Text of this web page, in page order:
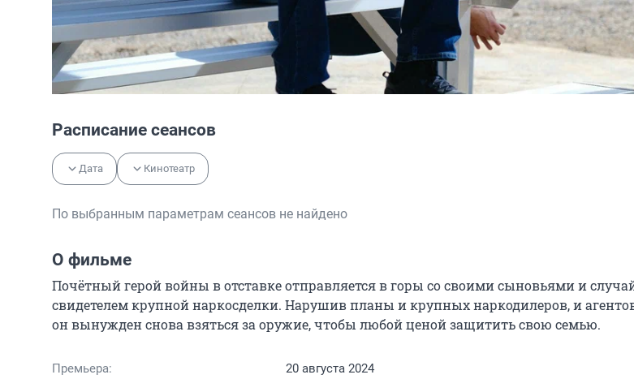
Расписание сеансов
Дата Кинотеатр
По выбранным параметрам сеансов не найдено
О фильме
Почётный герой войны в отставке отправляется в горы со своими сыновьями и
свидетелем крупной наркосделки. Нарушив планы и крупных наркодилеров, и
он вынужден снова взяться за оружие, чтобы любой ценой защитить свою семью.
Премьера: 20 августа 2024